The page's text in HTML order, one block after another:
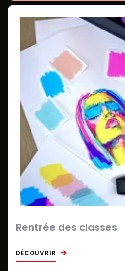
Rentrée des classes
DÉCOUVRIR